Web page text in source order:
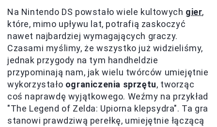
Na Nintendo DS powstało wiele kultowych gier,
które, mimo upływu lat, potrafią zaskoczyć
nawet najbardziej wymagających graczy.
Czasami myślimy, że wszystko już widzieliśmy,
jednak przygody na tym handheldzie
przypominają nam, jak wielu twórców umiejętnie
wykorzystało ograniczenia sprzętu, tworząc
coś naprawdę wyjątkowego. Weźmy na przykład
"The Legend of Zelda: Upiorna klepsydra". Ta gra
stanowi prawdziwą perełkę, umiejętnie łączącą